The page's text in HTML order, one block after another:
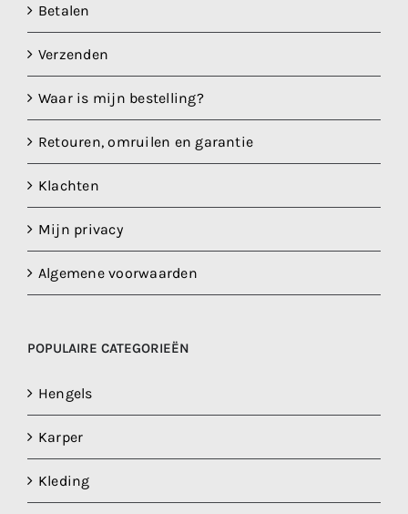
Betalen
Verzenden
Waar is mijn bestelling?
Retouren, omruilen en garantie
Klachten
Mijn privacy
Algemene voorwaarden
POPULAIRE CATEGORIEËN
Hengels
Karper
Kleding